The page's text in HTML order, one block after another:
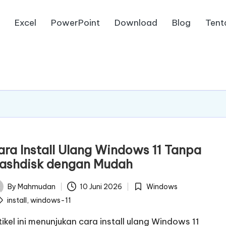
Excel PowerPoint Download Blog
Install Ulang Windows 11 Tanpa
dengan Mudah
By Mahmudan 10 Juni 2026
Posted
Windows
install, windows-11
ini menunjukan cara install ulang Windows 11